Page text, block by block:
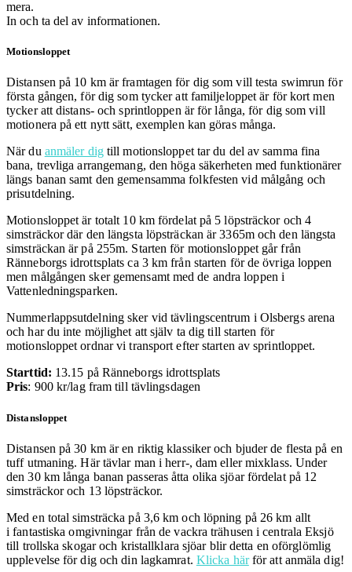
mera.
In och ta del av informationen.
Motionsloppet
Distansen på 10 km är framtagen för dig som vill testa swimrun för
första gången, för dig som tycker att familjeloppet är för kort men
tycker att distans- och sprintloppen är för långa, för dig som vill
motionera på ett nytt sätt, exemplen kan göras många.
När du anmäler dig till motionsloppet tar du del av samma fina
bana, trevliga arrangemang, den höga säkerheten med funktionärer
längs banan samt den gemensamma folkfesten vid målgång och
prisutdelning.
Motionsloppet är totalt 10 km fördelat på 5 löpsträckor och 4
simsträckor där den längsta löpsträckan är 3365m och den längsta
simsträckan är på 255m. Starten för motionsloppet går från
Ränneborgs idrottsplats ca 3 km från starten för de övriga loppen
men målgången sker gemensamt med de andra loppen i
Vattenledningsparken.
Nummerlappsutdelning sker vid tävlingscentrum i Olsbergs arena
och hardu inte möjlighet att själv ta dig till starten för
motionsloppet ordnar vi transport efter starten av sprintloppet.
Starttid: 13.15 på Ränneborgs idrottsplats
Pris: 900 kr/lag fram till tävlingsdagen
Distansloppet
Distansen på 30 km är en riktig klassiker och bjuder de flesta på en
tuff utmaning. Här tävlar man i herr-, dam eller mixklass. Under
den 30 km långa banan passeras åtta olika sjöar fördelat på 12
simsträckor och 13 löpsträckor.
Med en total simsträcka på 3,6 km och löpning på 26 km allt
i fantastiska omgivningar från de vackra trähusen i centrala Eksjö
till trollska skogar och kristallklara sjöar blir detta en oförglömlig
upplevelse för dig och din lagkamrat. Klicka här för att anmäla dig!